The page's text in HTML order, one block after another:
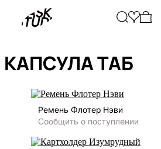
ТАБ
Ремень Флотер Нэви
Сообщить о поступлении